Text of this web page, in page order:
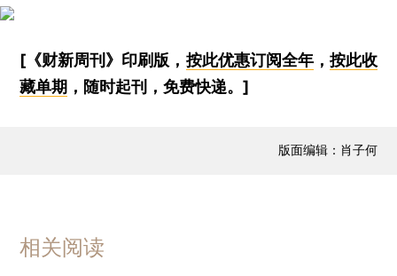
[《财新周刊》印刷版， 按此优惠订阅全年， 按此收
藏单期 ，随时起刊，免费快递。]
版面编辑：肖子何
相关阅读